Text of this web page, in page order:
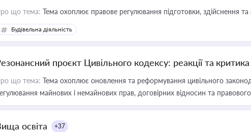
що тема: Тема охоплює правове регулювання підготовки, здійснення та
Будівельна діяльність
проєкт Цивільного кодексу: реакції та критика
що тема: Тема охоплює оновлення та реформування цивільного
майнових і немайнових прав, договірних відносин та
освіта +37